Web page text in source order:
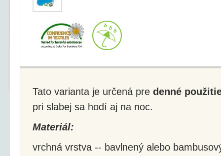
Tato varianta je určená pre denné
pri slabej sa hodí aj na noc.
Materiál:
vrchná vrstva -- bavlnený alebo